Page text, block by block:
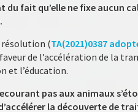
fait qu’elle ne fixe aucun
résolution (TA(2021)0387
de l’accélération de la
et l’éducation.
pas aux animaux
la découverte de